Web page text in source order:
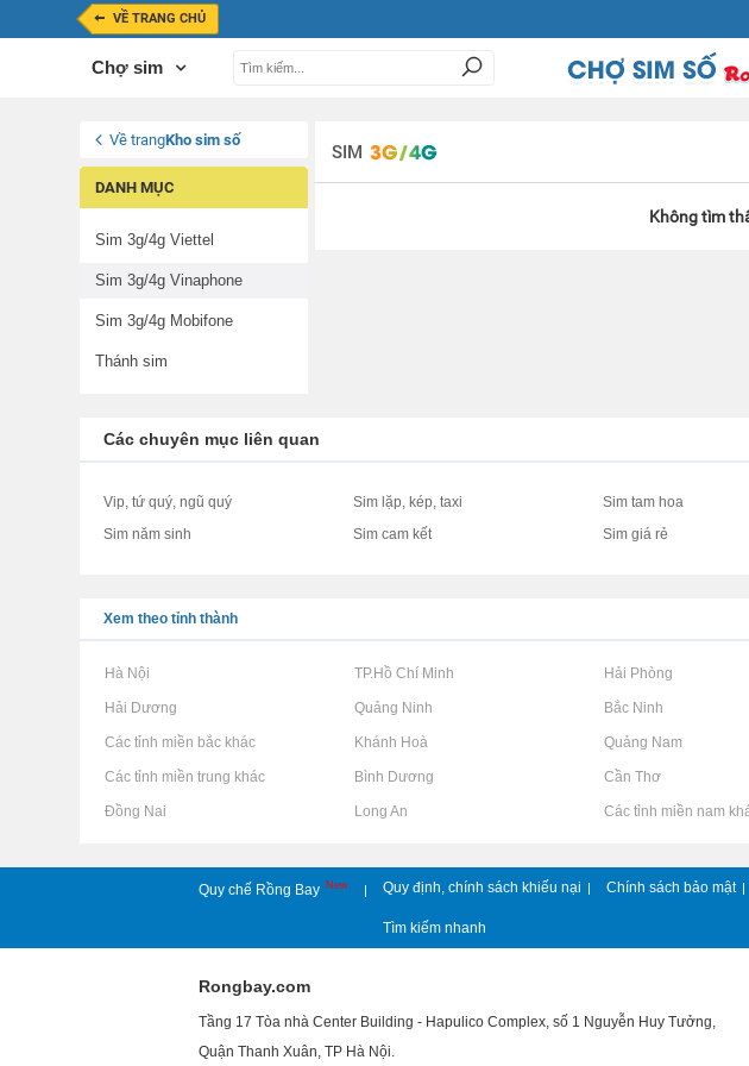
VỀ TRANG CHỦ
Chợ sim
Về trangKho sim số
DANH MỤC
Sim 3g/4g Viettel
Sim 3g/4g Vinaphone
Sim 3g/4g Mobifone
Thánh sim
SIM
Không tìm
Các chuyên mục liên quan
Vip, tứ quý, ngũ quý Sim lặp, kép, taxi Sim tam hoa
Sim năm sinh
Sim cam kết Sim giá rẻ
Xem theo tỉnh thành
Rao vặt tại Hà Nội Rao vặt tại TP.Hồ Chí Minh Rao vặt tại Hải Phòng
Rao vặt tại Hải Dương Rao vặt tại Quảng Ninh Rao vặt tại Bắc Ninh
Rao vặt tại Các tỉnh miền bắc khác Rao vặt tại Khánh Hoà Rao vặt tại Quảng Nam
Rao vặt tại Các tỉnh miền trung khác Rao vặt tại Bình Dương Rao vặt tại Cần Thơ
Rao vặt tại Đồng Nai Rao vặt tại Long An Rao vặt tại Các tỉnh miền nam
Quy chế Rồng Bay New | Quy định, chính sách khiếu nại | Chính sách bảo mật |
Tìm kiếm nhanh
Rongbay.com
Tầng 17 Tòa nhà Center Building - Hapulico Complex, số 1 Nguyễn Huy Tưởng,
Quận Thanh Xuân, TP Hà Nội.